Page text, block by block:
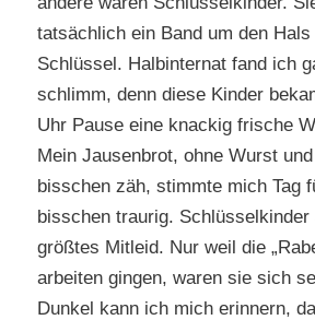
tatsächlich ein Band um den Hals
Schlüssel. Halbinternat fand ich
schlimm, denn diese Kinder
Uhr Pause eine knackig frische
Mein Jausenbrot, ohne Wurst
bisschen zäh, stimmte mich Tag
bisschen traurig. Schlüsselkinder
größtes Mitleid. Nur weil die
arbeiten gingen, waren sie sich
Dunkel kann ich mich erinnern,